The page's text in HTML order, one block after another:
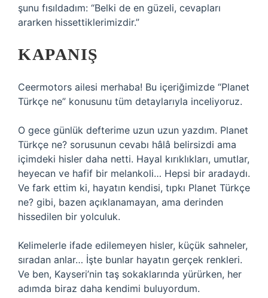
şunu fısıldadım: “Belki de en güzeli, cevapları
ararken hissettiklerimizdir.”
KAPANIŞ
Ceermotors ailesi merhaba! Bu içeriğimizde “Planet
Türkçe ne” konusunu tüm detaylarıyla inceliyoruz.
O gece günlük defterime uzun uzun yazdım. Planet
Türkçe ne? sorusunun cevabı hâlâ belirsizdi ama
içimdeki hisler daha netti. Hayal kırıklıkları, umutlar,
heyecan ve hafif bir melankoli… Hepsi bir aradaydı.
Ve fark ettim ki, hayatın kendisi, tıpkı Planet Türkçe
ne? gibi, bazen açıklanamayan, ama derinden
hissedilen bir yolculuk.
Kelimelerle ifade edilemeyen hisler, küçük sahneler,
sıradan anlar… İşte bunlar hayatın gerçek renkleri.
Ve ben, Kayseri’nin taş sokaklarında yürürken, her
adımda biraz daha kendimi buluyordum.